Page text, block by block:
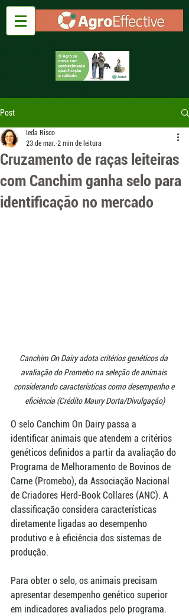
Post
Cruzamento de raças leiteiras
com Canchim ganha selo para
identificação no mercado
Ieda Risco
23 de mar. 2 min de leitura
Canchim On Dairy adota critérios genéticos da
avaliação do Promebo na seleção de animais
considerando características como desempenho e
eficiência (Crédito Maury Dorta/Divulgação)
O selo Canchim On Dairy passa a
identificar animais que atendem a critérios
genéticos definidos a partir da avaliação do
Programa de Melhoramento de Bovinos de
Carne (Promebo), da Associação Nacional
de Criadores Herd-Book Collares (ANC). A
classificação considera características
diretamente ligadas ao desempenho
produtivo e à eficiência dos sistemas de
produção.
Para obter o selo, os animais precisam
apresentar desempenho genético superior
em indicadores avaliados pelo programa.